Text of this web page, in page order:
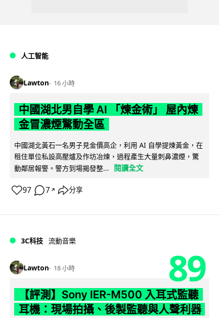
人工智能
Lawton 16 小時
中國湖北男自學 AI 「煉金術」 屋內煉
金冒濃煙驚動全區
中國湖北黃石一名男子見金價高企，利用 AI 自學提煉黃金，在
租住單位私設高壓爐及作坊冶煉，過程產生大量刺鼻濃煙，驚
動鄰居報警。警方到場揭發整...
閱讀全文
97 7 ↗ 分享
3C科技 流動音樂
Lawton 18 小時 89
【評測】Sony IER-M500 入耳式監聽
耳機：現場拍攝、後製監聽與人聲利器